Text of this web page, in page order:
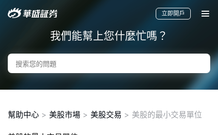
立即開戶
我們能幫上您什麼忙嗎？
幫助中心 > 美股市場 > 美股交易 > 美股的最小交易單位